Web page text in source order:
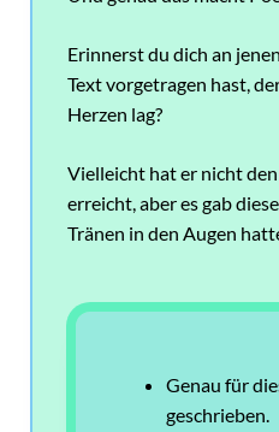
Erinnerst du dich an
Text vorgetragen hast,
Herzen lag?
Vielleicht hat er nicht
erreicht, aber es gab
Tränen in den Augen
Genau für
geschrieben.